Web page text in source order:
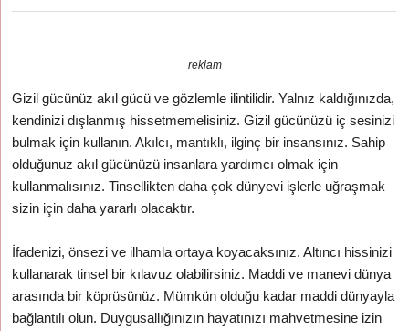
reklam
Gizil gücünüz akıl gücü ve gözlemle ilintilidir. Yalnız kaldığınızda,
kendinizi dışlanmış hissetmemelisiniz. Gizil gücünüzü iç sesinizi
bulmak için kullanın. Akılcı, mantıklı, ilginç bir insansınız. Sahip
olduğunuz akıl gücünüzü insanlara yardımcı olmak için
kullanmalısınız. Tinsellikten daha çok dünyevi işlerle uğraşmak
sizin için daha yararlı olacaktır.
İfadenizi, önsezi ve ilhamla ortaya koyacaksınız. Altıncı hissinizi
kullanarak tinsel bir kılavuz olabilirsiniz. Maddi ve manevi dünya
arasında bir köprüsünüz. Mümkün olduğu kadar maddi dünyayla
bağlantılı olun. Duygusallığınızın hayatınızı mahvetmesine izin